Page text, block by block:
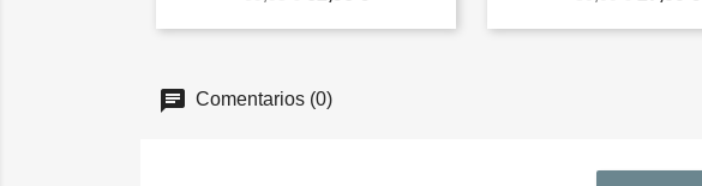
Comentarios (0)